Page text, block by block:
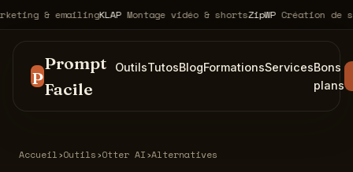
& emailingKLAPMontage vidéo & shortsZipWPCréation de
P
Prompt
Facile
OutilsTutosBlogFormationsServicesBons
plans
Accueil›Outils›Otter AI›Alternatives